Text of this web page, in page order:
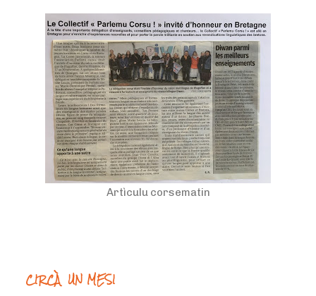
Artìculu corsematin
CIRCÀ UN MESI